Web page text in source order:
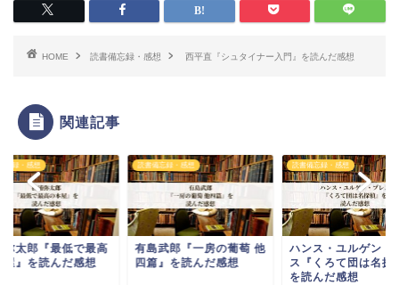
HOME 読書備忘録・感想 西平直『シュタイナー入門』を読んだ感想
関連記事
忘録・感想
弥太郎『最低で最高
屋』を読んだ感想
読書備忘録・感想
有島武郎『一房の葡萄 他
四篇』を読んだ感想
読書備忘録・感想
ハンス・ユルゲン・
ス『くろて団は名探
を読んだ感想